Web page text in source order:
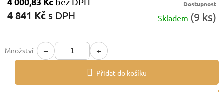
4 841 Kč s DPH
Dostupnost
Skladem (9 ks)
Množství − +
Přidat do košíku